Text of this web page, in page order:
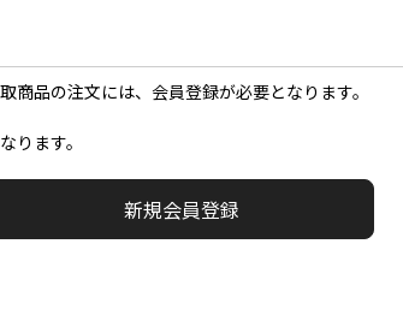
品の注文には、会員登録が必要となります。
ります。